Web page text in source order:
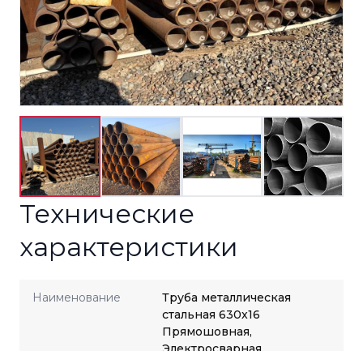
Технические
характеристики
Наименование
Труба металлическая
стальная 630x16
Прямошовная,